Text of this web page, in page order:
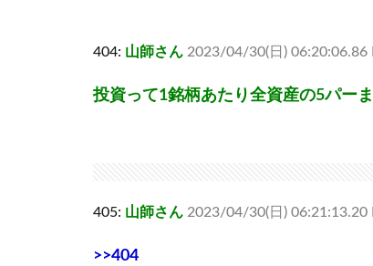
404: 山師さん 2023/04/30(日) 06:20:06.86
投資って1銘柄あたり全資産の5パー
405: 山師さん 2023/04/30(日) 06:21:13.20
>>404